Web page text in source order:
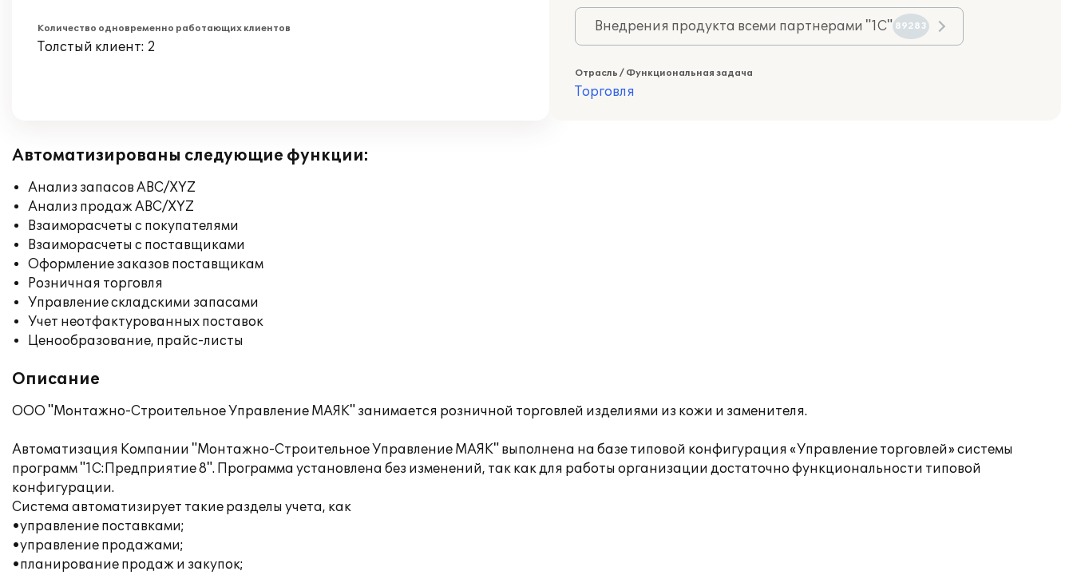
Количество одновременно работающих клиентов
Толстый клиент: 2
Внедрения продукта всеми партнерами "1С" 89283
Отрасль / Функциональная задача
Торговля
Автоматизированы следующие функции:
Анализ запасов ABC/XYZ
Анализ продаж ABC/XYZ
Взаиморасчеты с покупателями
Взаиморасчеты с поставщиками
Оформление заказов поставщикам
Розничная торговля
Управление складскими запасами
Учет неотфактурованных поставок
Ценообразование, прайс-листы
Описание
ООО "Монтажно-Строительное Управление МАЯК" занимается розничной торговлей изделиями из кожи и заменителя.
Автоматизация Компании "Монтажно-Строительное Управление МАЯК" выполнена на базе типовой конфигурация «Управление торговлей» системы
программ "1С:Предприятие 8". Программа установлена без изменений, так как для работы организации достаточно функциональности типовой
конфигурации.
Система автоматизирует такие разделы учета, как
•управление поставками;
•управление продажами;
•планирование продаж и закупок;